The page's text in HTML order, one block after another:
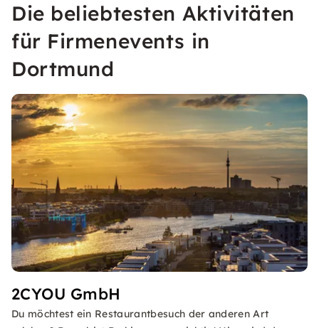
Die beliebtesten Aktivitäten
für Firmenevents in
Dortmund
2CYOU GmbH
Du möchtest ein Restaurantbesuch der anderen Art